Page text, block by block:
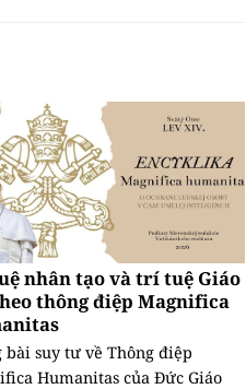
nhân tạo và trí tuệ Giáo
thông điệp Magnifica
bài suy tư về Thông điệp
Humanitas của Đức Giáo